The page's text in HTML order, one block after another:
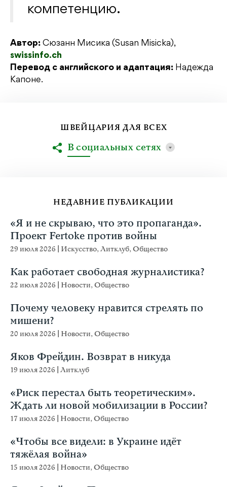
компетенцию.
Автор: Сюзанн Мисика (Susan Misicka),
swissinfo.ch
Перевод с английского и адаптация: Надежда
Капоне.
НЕДАВНИЕ ПУБЛИКАЦИИ
«Я и не скрываю, что это пропаганда».
Проект Fertoke против войны
29 июля 2026 Искусство,Литклуб,Общество
Как работает свободная журналистика?
22 июля 2026 Новости,Общество
Почему человеку нравится стрелять по
мишени?
20 июля 2026 Новости,Общество
Яков Фрейдин. Возврат в никуда
19 июля 2026 Литклуб
«Риск перестал быть теоретическим».
Ждать ли новой мобилизации в России?
17 июля 2026 Новости,Общество
«Чтобы все видели: в Украине идёт
тяжёлая война»
15 июля 2026 Новости,Общество
ШВЕЙЦАРИЯ ДЛЯ ВСЕХ
В социальных сетях